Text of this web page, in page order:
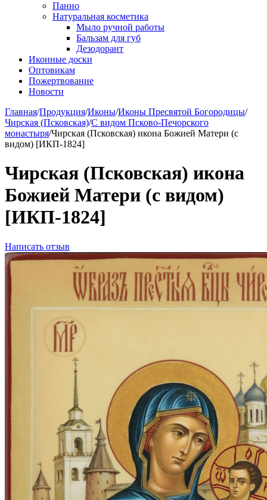
Панно
Натуральная косметика
Мыло ручной работы
Бальзам для губ
Дезодорант
Иконные доски
Оптовикам
Пожертвование
Новости
Главная/Продукция/Иконы/Иконы Пресвятой Богородицы/
Чирская (Псковская)/С видом Псково-Печорского
монастыря/Чирская (Псковская) икона Божией Матери (с
видом) [ИКП-1824]
Чирская (Псковская) икона
Божией Матери (с видом)
[ИКП-1824]
Написать отзыв